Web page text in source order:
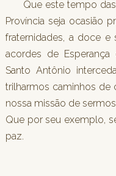
Que este tempo
Província seja ocasião
fraternidades, a doce e
acordes de
Santo Antônio
trilharmos caminhos de
nossa missão de
Que por seu exemplo,
paz.